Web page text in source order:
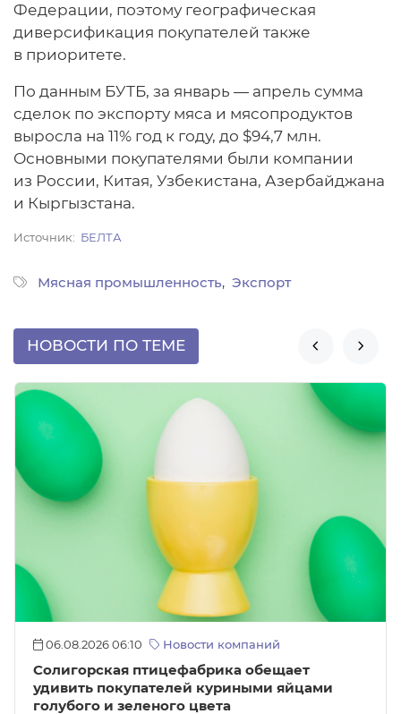
Федерации, поэтому географическая
диверсификация покупателей также
в приоритете.
По данным БУТБ, за январь — апрель сумма
сделок по экспорту мяса и мясопродуктов
выросла на 11% год к году, до $94,7 млн.
Основными покупателями были компании
из России, Китая, Узбекистана, Азербайджана
и Кыргызстана.
Источник БЕЛТА
Мясная промышленность Экспорт
НОВОСТИ ПО ТЕМЕ  
06.08.2026 06:10 Новости компаний
Солигорская птицефабрика обещает
удивить покупателей куриными яйцами
голубого и зеленого цвета